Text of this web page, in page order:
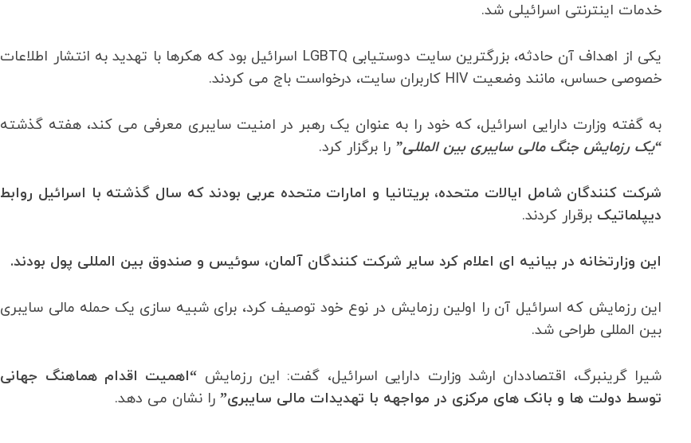
خدمات اینترنتی اسرائیلی شد.
یکی از اهداف آن حادثه، بزرگترین سایت دوستیابی LGBTQ اسرائیل بود که هکرها با تهدید به انتشار اطلاعات
خصوصی حساس، مانند وضعیت HIV کاربران سایت، درخواست باج می کردند.
به گفته وزارت دارایی اسرائیل، که خود را به عنوان یک رهبر در امنیت سایبری معرفی می کند، هفته گذشته
“یک رزمایش جنگ مالی سایبری بین المللی” را برگزار کرد.
شرکت کنندگان شامل ایالات متحده، بریتانیا و امارات متحده عربی بودند که سال گذشته با اسرائیل روابط
دیپلماتیک برقرار کردند.
این وزارتخانه در بیانیه ای اعلام کرد سایر شرکت کنندگان آلمان، سوئیس و صندوق بین المللی پول بودند.
این رزمایش که اسرائیل آن را اولین رزمایش در نوع خود توصیف کرد، برای شبیه سازی یک حمله مالی سایبری
بین المللی طراحی شد.
شیرا گرینبرگ، اقتصاددان ارشد وزارت دارایی اسرائیل، گفت: این رزمایش “اهمیت اقدام هماهنگ جهانی
توسط دولت ها و بانک های مرکزی در مواجهه با تهدیدات مالی سایبری” را نشان می دهد.